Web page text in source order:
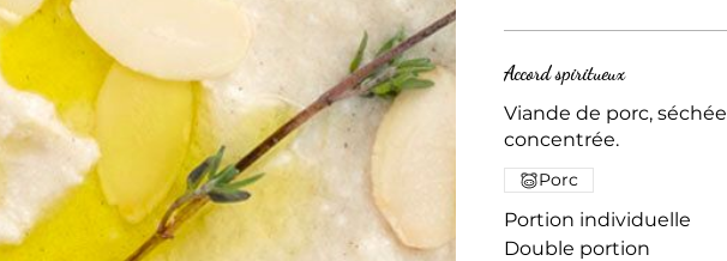
Accord spiritueux
Viande de porc,
concentrée.
Portion individuelle
Double portion
Porc